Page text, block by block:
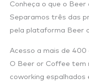
Conheça o que o
Separamos três das
pela plataforma Beer
Acesso a mais de
O Beer or Coffee tem
coworking espalhados